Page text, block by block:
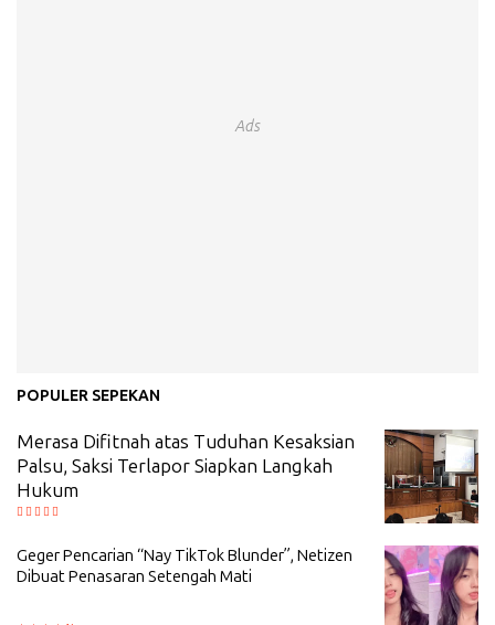
Ads
POPULER SEPEKAN
Merasa Difitnah atas Tuduhan Kesaksian
Palsu, Saksi Terlapor Siapkan Langkah
Hukum
Geger Pencarian “Nay TikTok Blunder”, Netizen
Dibuat Penasaran Setengah Mati